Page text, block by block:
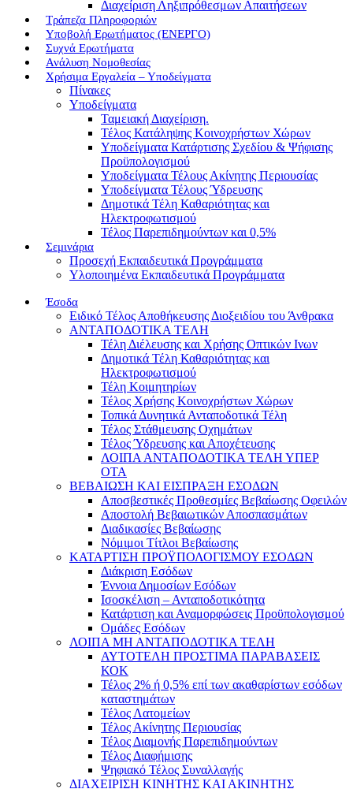
Διαχείριση Ληξιπρόθεσμων Απαιτήσεων
Τράπεζα Πληροφοριών
Υποβολή Ερωτήματος (ΕΝΕΡΓΟ)
Συχνά Ερωτήματα
Ανάλυση Νομοθεσίας
Χρήσιμα Εργαλεία – Υποδείγματα
Πίνακες
Υποδείγματα
Ταμειακή Διαχείριση.
Τέλος Κατάληψης Κοινοχρήστων Χώρων
Υποδείγματα Κατάρτισης Σχεδίου & Ψήφισης
Προϋπολογισμού
Υποδείγματα Τέλους Ακίνητης Περιουσίας
Υποδείγματα Τέλους Ύδρευσης
Δημοτικά Τέλη Καθαριότητας και
Ηλεκτροφωτισμού
Τέλος Παρεπιδημούντων και 0,5%
Σεμινάρια
Προσεχή Εκπαιδευτικά Προγράμματα
Υλοποιημένα Εκπαιδευτικά Προγράμματα
Έσοδα
Ειδικό Τέλος Αποθήκευσης Διοξειδίου του Άνθρακα
ΑΝΤΑΠΟΔΟΤΙΚΑ ΤΕΛΗ
Τέλη Διέλευσης και Χρήσης Οπτικών Ινων
Δημοτικά Τέλη Καθαριότητας και
Ηλεκτροφωτισμού
Τέλη Κοιμητηρίων
Τέλος Χρήσης Κοινοχρήστων Χώρων
Τοπικά Δυνητικά Ανταποδοτικά Τέλη
Τέλος Στάθμευσης Οχημάτων
Τέλος Ύδρευσης και Αποχέτευσης
ΛΟΙΠΑ ΑΝΤΑΠΟΔΟΤΙΚΑ ΤΕΛΗ ΥΠΕΡ
ΟΤΑ
ΒΕΒΑΙΩΣΗ ΚΑΙ ΕΙΣΠΡΑΞΗ ΕΣΟΔΩΝ
Αποσβεστικές Προθεσμίες Βεβαίωσης Οφειλών
Αποστολή Βεβαιωτικών Αποσπασμάτων
Διαδικασίες Βεβαίωσης
Νόμιμοι Τίτλοι Βεβαίωσης
ΚΑΤΑΡΤΙΣΗ ΠΡΟΫΠΟΛΟΓΙΣΜΟΥ ΕΣΟΔΩΝ
Διάκριση Εσόδων
Έννοια Δημοσίων Εσόδων
Ισοσκέλιση – Ανταποδοτικότητα
Κατάρτιση και Αναμορφώσεις Προϋπολογισμού
Ομάδες Εσόδων
ΛΟΙΠΑ ΜΗ ΑΝΤΑΠΟΔΟΤΙΚΑ ΤΕΛΗ
ΑΥΤΟΤΕΛΗ ΠΡΟΣΤΙΜΑ ΠΑΡΑΒΑΣΕΙΣ
ΚΟΚ
Τέλος 2% ή 0,5% επί των ακαθαρίστων εσόδων
καταστημάτων
Τέλος Λατομείων
Τέλος Ακίνητης Περιουσίας
Τέλος Διαμονής Παρεπιδημούντων
Τέλος Διαφήμισης
Ψηφιακό Τέλος Συναλλαγής
ΔΙΑΧΕΙΡΙΣΗ ΚΙΝΗΤΗΣ ΚΑΙ ΑΚΙΝΗΤΗΣ